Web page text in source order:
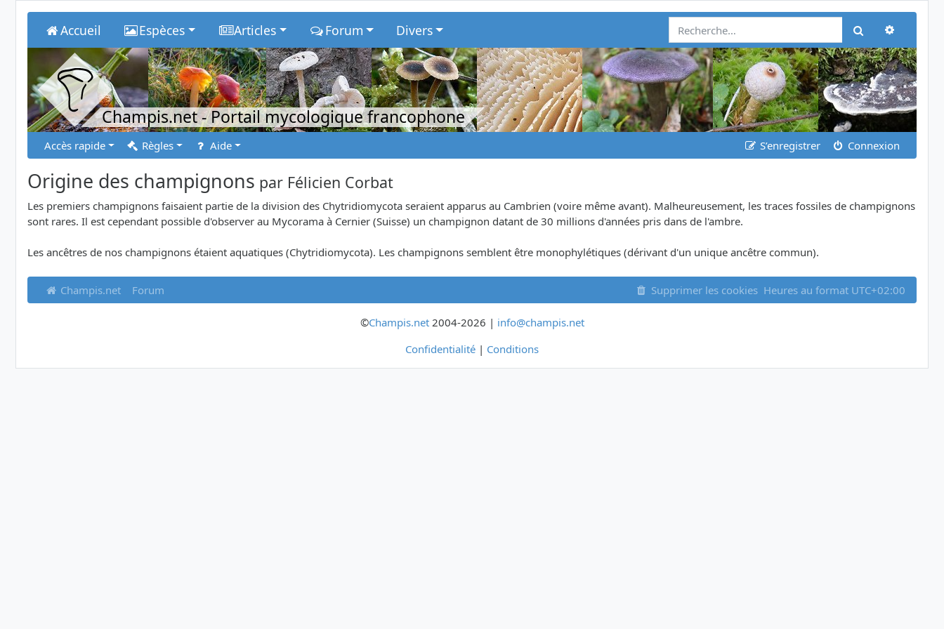
Accueil Espèces Articles Forum Divers Rechercher
Champis.net- Portail mycologique francophone
Accès rapide Règles Aide S’enregistrer Connexion
Origine des champignons par Félicien Corbat
Les premiers champignons faisaient partie de la division des Chytridiomycota seraient apparus au Cambrien (voire même avant). Malheureusement, les traces fossiles de champignons
sont rares. Il est cependant possible d'observer au Mycorama à Cernier (Suisse) un champignon datant de 30 millions d'années pris dans de l'ambre.
Les ancêtres de nos champignons étaient aquatiques (Chytridiomycota). Les champignons semblent être monophylétiques (dérivant d'un unique ancêtre commun).
Champis.net Forum Supprimer les cookies Heures au format UTC+02:00
©Champis.net2004-2026 | info@champis.net
Confidentialité | Conditions